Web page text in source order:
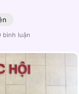
bình luận